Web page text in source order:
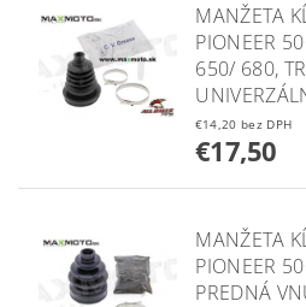
MANŽETA
PIONEER
650/ 680,
€14,20 bez DPH
€17,50
MANŽETA
PIONEER
PREDNÁ